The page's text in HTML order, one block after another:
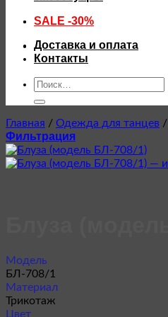
SALE -30%
Доставка и оплата
Контакты
Искать:
Главная / Одежда для танцев /
Фильтрация
Модель
БЛ-708/1
Материал
Трикотаж
Цвет